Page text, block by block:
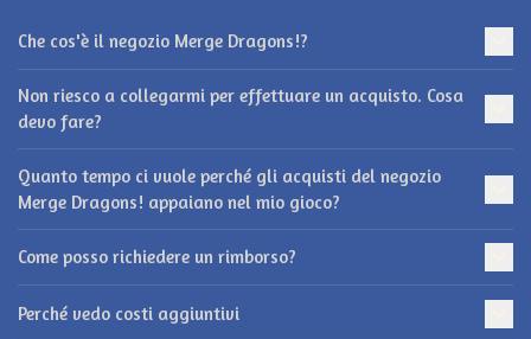
Che cos'è il negozio Merge Dragons!?
Non riesco a collegarmi per effettuare un acquisto. Cosa
devo fare?
Quanto tempo ci vuole perché gli acquisti del negozio
Merge Dragons! appaiano nel mio gioco?
Come posso richiedere un rimborso?
Perché vedo costi aggiuntivi